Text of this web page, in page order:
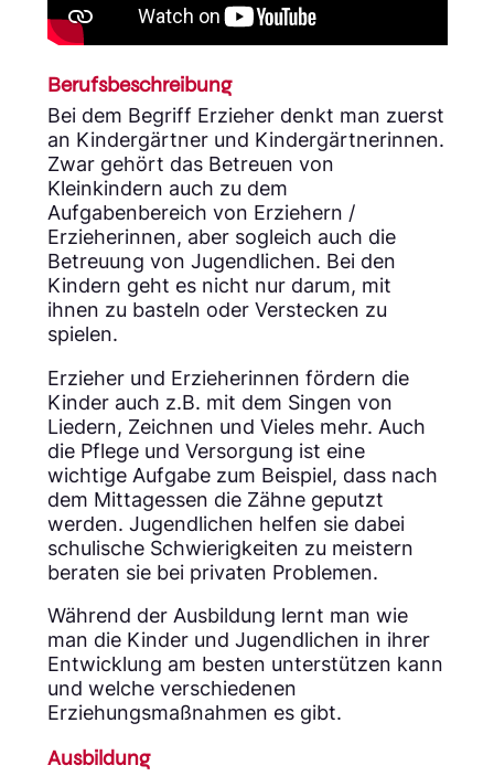
Berufsbeschreibung
Bei dem Begriff Erzieher denkt man zuerst
an Kindergärtner und Kindergärtnerinnen.
Zwar gehört das Betreuen von
Kleinkindern auch zu dem
Aufgabenbereich von Erziehern /
Erzieherinnen, aber sogleich auch die
Betreuung von Jugendlichen. Bei den
Kindern geht es nicht nur darum, mit
ihnen zu basteln oder Verstecken zu
spielen.
Erzieher und Erzieherinnen fördern die
Kinder auch z.B. mit dem Singen von
Liedern, Zeichnen und Vieles mehr. Auch
die Pflege und Versorgung ist eine
wichtige Aufgabe zum Beispiel, dass nach
dem Mittagessen die Zähne geputzt
werden. Jugendlichen helfen sie dabei
schulische Schwierigkeiten zu meistern
beraten sie bei privaten Problemen.
Während der Ausbildung lernt man wie
man die Kinder und Jugendlichen in ihrer
Entwicklung am besten unterstützen kann
und welche verschiedenen
Erziehungsmaßnahmen es gibt.
Ausbildung